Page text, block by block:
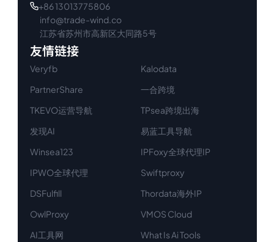
+86 13013775806
info@trade-wind.co
江苏省苏州市高新区大同路5号
友情链接
Veryfb
Kalodata
PartnerShare
一合跨境
TKEVO运营导航
TPsea跨境出海
发现AI
易蓝工具导航
Winsea123
IPFoxy全球代理IP
IPWO全球代理
Swiftproxy
DSFulfill
Thordata海外IP
OwlProxy
VMOS Cloud
AI工具网
What Is Ai Tools